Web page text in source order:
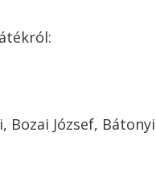
Bozai József, Bátonyi